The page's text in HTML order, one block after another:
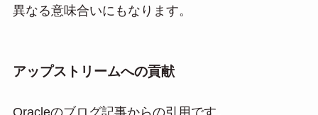
異なる意味合いにもなります。
アップストリームへの貢献